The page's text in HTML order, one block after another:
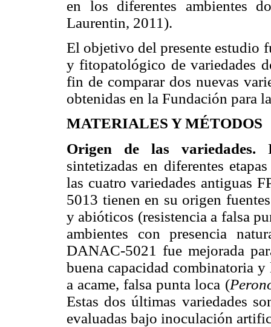
en los diferentes ambientes
Laurentin, 2011).
El objetivo del presente estudio
y fitopatológico de variedades
fin de comparar dos nuevas
obtenidas en la Fundación
MATERIALES Y MÉTODOS
Origen de las variedades.
sintetizadas en diferentes
las cuatro variedades antiguas
5013 tienen en su origen
y abióticos (resistencia a falsa
ambientes con presencia
DANAC-5021 fue mejorada
buena capacidad combinatoria
a acame, falsa punta loca (
Estas dos últimas variedades
evaluadas bajo inoculación